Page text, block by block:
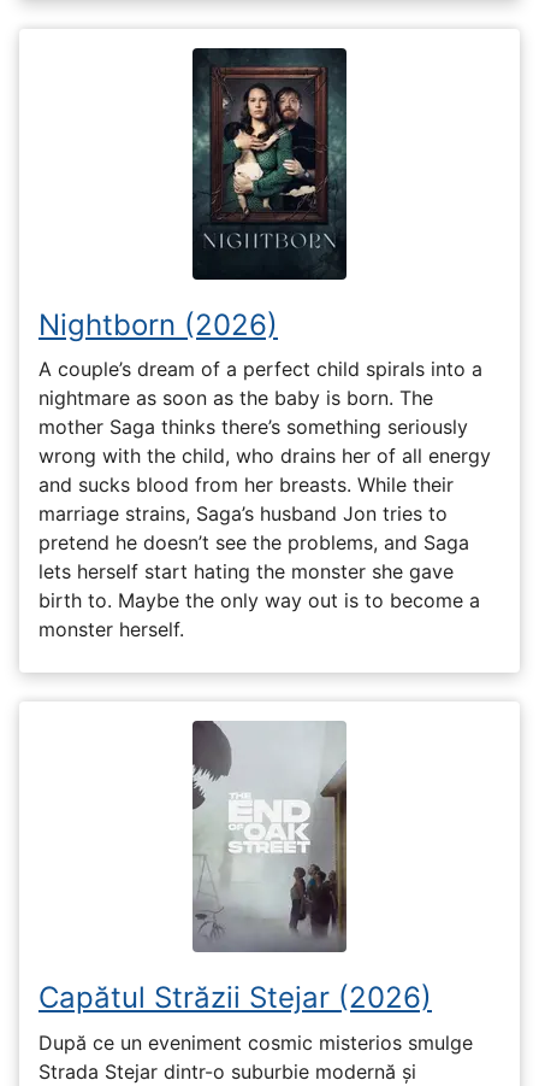
Nightborn (2026)
A couple’s dream of a perfect child spirals into a
nightmare as soon as the baby is born. The
mother Saga thinks there’s something seriously
wrong with the child, who drains her of all energy
and sucks blood from her breasts. While their
marriage strains, Saga’s husband Jon tries to
pretend he doesn’t see the problems, and Saga
lets herself start hating the monster she gave
birth to. Maybe the only way out is to become a
monster herself.
Capătul Străzii Stejar (2026)
După ce un eveniment cosmic misterios smulge
Strada Stejar dintr-o suburbie modernă și